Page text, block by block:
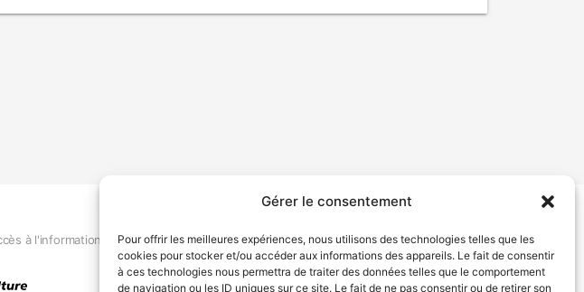
Gérer le consentement
Pour offrir les meilleures expériences, nous utilisons des technologies telles que les
cookies pour stocker et/ou accéder aux informations des appareils. Le fait de consentir
à ces technologies nous permettra de traiter des données telles que le comportement
de navigation ou les ID uniques sur ce site. Le fait de ne pas consentir ou de retirer son
à l'information Déclaration de services Politique de confidentialité